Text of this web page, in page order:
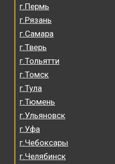
г.Пермь
г.Рязань
г.Самара
г.Тверь
г.Тольятти
г.Томск
г.Тула
г.Тюмень
г.Ульяновск
г.Уфа
г.Чебоксары
г.Челябинск